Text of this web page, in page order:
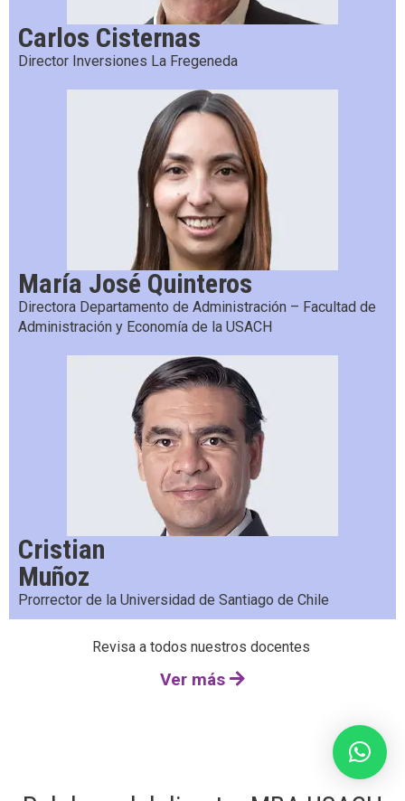
Carlos Cisternas
Director Inversiones La Fregeneda
María José Quinteros
Directora Departamento de Administración – Facultad de
Administración y Economía de la USACH
Cristian
Muñoz
Prorrector de la Universidad de Santiago de Chile
Revisa a todos nuestros docentes
Ver más